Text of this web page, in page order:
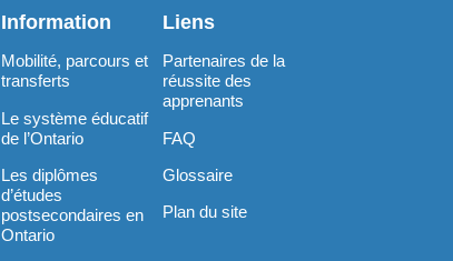
Information
Mobilité, parcours et
transferts
Le système éducatif
de l’Ontario
Les diplômes
d’études
postsecondaires en
Ontario
Liens
Partenaires de la
réussite des
apprenants
FAQ
Glossaire
Plan du site